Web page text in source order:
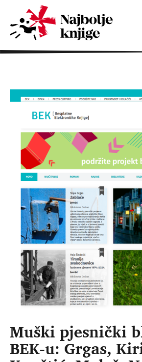
Muški pjesnički
BEK-u: Grgas,